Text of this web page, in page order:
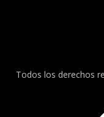
Todos los derechos